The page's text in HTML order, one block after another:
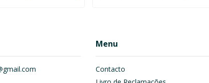
Menu
Contacto